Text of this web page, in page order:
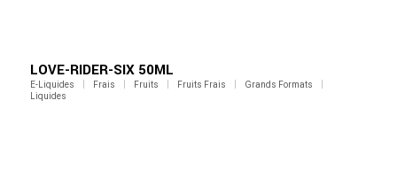
LOVE-RIDER-SIX 50ML
E-Liquides Frais Fruits Fruits Frais
Grands Formats
Liquides